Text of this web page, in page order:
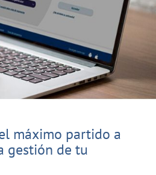
máximo partido a
gestión de tu